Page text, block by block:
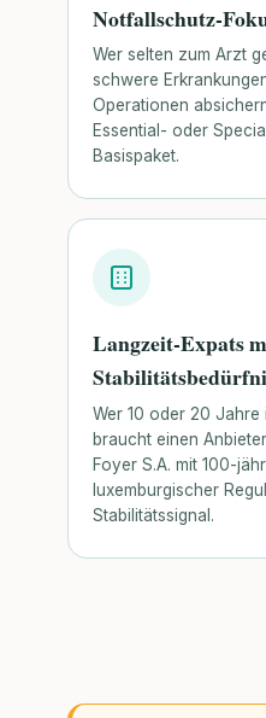
Notfallschutz-
Wer selten zum Arzt
schwere
Operationen
Essential- oder
Basispaket.
Langzeit-Expats
Wer 10 oder 20 Jahre
braucht einen
Foyer S.A. mit 100-
luxemburgischer
Stabilitätssignal.